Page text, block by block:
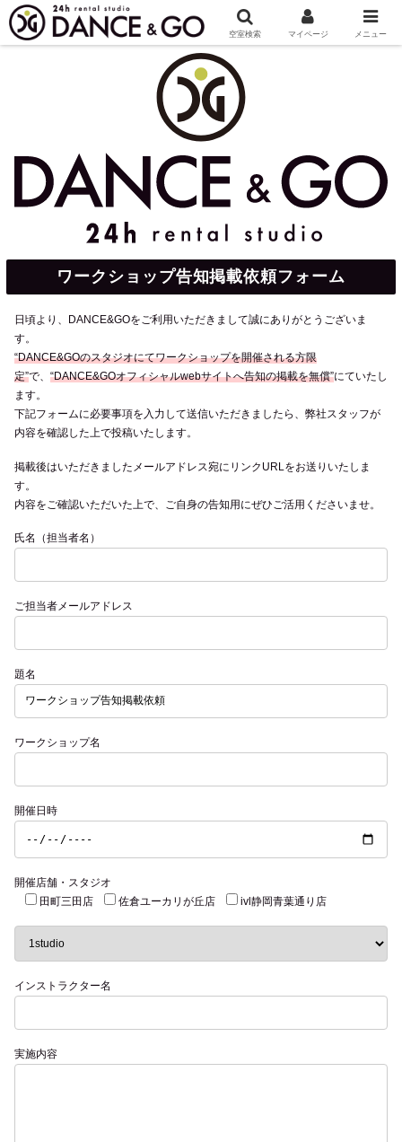
ホーム ワークショップ告知掲載依頼フォーム
ワークショップ告知掲載依頼フォーム
日頃より、DANCE&GOをご利用いただきまして誠にありがとうございま
す。
“DANCE&GOのスタジオにてワークショップを開催される方限
定”で、 “DANCE&GOオフィシャルwebサイトへ告知の掲載を無償”にていたし
ます。
下記フォームに必要事項を入力して送信いただきましたら、弊社スタッフが
内容を確認した上で投稿いたします。
掲載後はいただきましたメールアドレス宛にリンクURLをお送りいたしま
す。
内容をご確認いただいた上で、ご自身の告知用にぜひご活用くださいませ。
氏名（担当者名）
ご担当者メールアドレス
題名
ワークショップ名
開催日時
開催店舗・スタジオ
田町三田店
佐倉ユーカリが丘店 ivl静岡青葉通り店
インストラクター名
実施内容
空室検索 マイページ メニュー